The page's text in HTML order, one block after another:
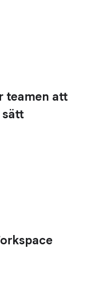
teamen att
sätt